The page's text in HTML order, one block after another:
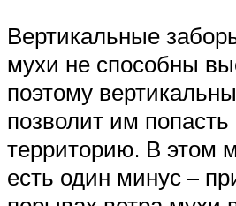
Вертикальные
мухи не способны
поэтому
позволит им
территорию. В этом
есть один минус –